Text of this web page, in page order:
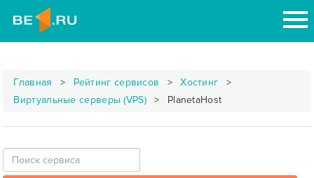
Главная Рейтинг сервисов
Хостинг
Виртуальные серверы (VPS)
PlanetaHost